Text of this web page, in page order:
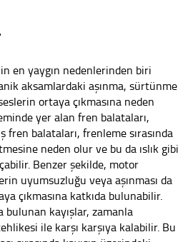
en yaygın nedenlerinden biri
aksamlardaki aşınma, sürtünme
ortaya çıkmasına neden
yer alan fren balataları,
fren balataları, frenleme sırasında
neden olur ve bu da ıslık gibi
Benzer şekilde, motor
uyumsuzluğu veya aşınması da
çıkmasına katkıda bulunabilir.
bulunan kayışlar, zamanla
ile karşı karşıya kalabilir. Bu